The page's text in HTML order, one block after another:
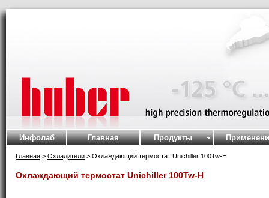
Инфолаб Главная Продукты
Главная > Охладители > Охлаждающий термостат Unichiller 100Tw-H
Охлаждающий термостат Unichiller 100Tw-H